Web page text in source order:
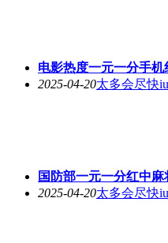
电影热度一元一分手
2025-04-20太多会尽快iu
国防部一元一分红中
2025-04-20太多会尽快iu